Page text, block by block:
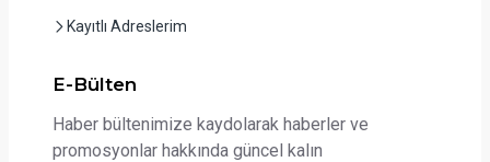
Kayıtlı Adreslerim
E-Bülten
Haber bültenimize kaydolarak haberler ve
promosyonlar hakkında güncel kalın